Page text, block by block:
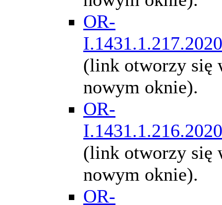
OR-
I.1431.1.217.2020
(link otworzy się
nowym oknie).
OR-
I.1431.1.216.2020
(link otworzy się
nowym oknie).
OR-